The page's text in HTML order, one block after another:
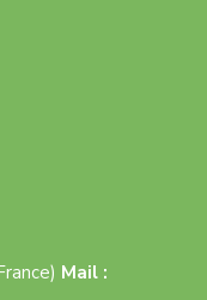
Mail :